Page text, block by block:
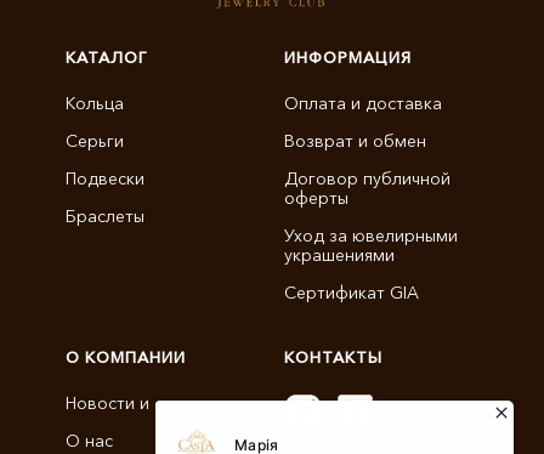
КАТАЛОГ
Кольца
Серьги
Подвески
Браслеты
ИНФОРМАЦИЯ
Оплата и доставка
Возврат и обмен
Договор публичной
оферты
Уход за ювелирными
украшениями
Сертификат GIA
О КОМПАНИИ
Новости и статьи
О нас
КОНТАКТЫ